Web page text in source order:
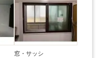
窓・サッシ